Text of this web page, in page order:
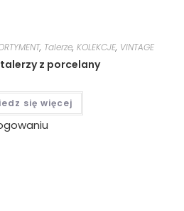
, Talerze, KOLEKCJE, VINTAGE
z porcelany
się więcej